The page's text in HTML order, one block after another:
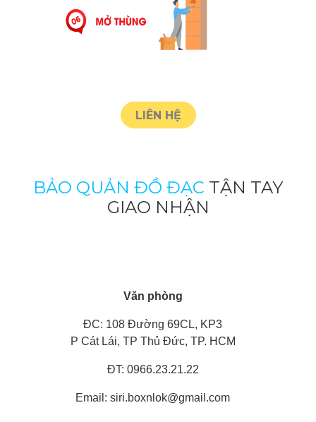
LIÊN HỆ
BẢO QUẢN ĐỒ ĐẠC TẬN TAY
GIAO NHẬN
Văn phòng
ĐC: 108 Đường 69CL, KP3
P Cát Lái, TP Thủ Đức, TP. HCM
ĐT: 0966.23.21.22
Email: siri.boxnlok@gmail.com